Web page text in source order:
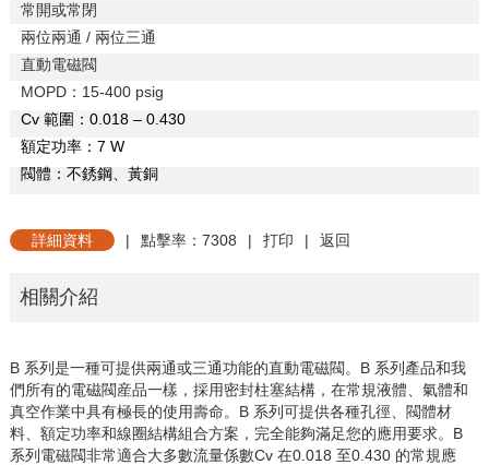
常開或常閉
兩位兩通 / 兩位三通
直動電磁閥
MOPD： 15-400 psig
Cv 範圍： 0.018 – 0.430
額定功率： 7 W
閥體：不銹鋼、黃銅
詳細資料 | 點擊率：7308 | 打印 | 返回
相關介紹
B 系列是一種可提供兩通或三通功能的直動電磁閥。 B 系列產品和我
們所有的電磁閥産品一樣，採用密封柱塞結構，在常規液體、氣體和
真空作業中具有極長的使用壽命。 B 系列可提供各種孔徑、閥體材
料、額定功率和線圈結構組合方案，完全能夠滿足您的應用要求。 B
系列電磁閥非常適合大多數流量係數Cv 在0.018 至0.430 的常規應